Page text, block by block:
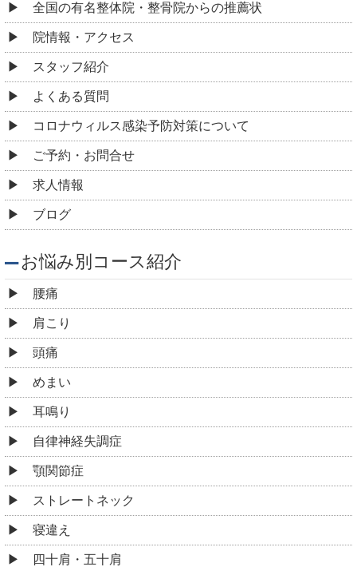
全国の有名整体院・整骨院からの推薦状
院情報・アクセス
スタッフ紹介
よくある質問
コロナウィルス感染予防対策について
ご予約・お問合せ
求人情報
ブログ
お悩み別コース紹介
腰痛
肩こり
頭痛
めまい
耳鳴り
自律神経失調症
顎関節症
ストレートネック
寝違え
四十肩・五十肩